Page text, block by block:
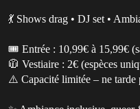
💃 Shows drag • DJ set •
🎟️ Entrée : 10,99€ à 15,99€
🧥 Vestiaire : 2€ (espèces
⚠️ Capacité limitée – ne tarde